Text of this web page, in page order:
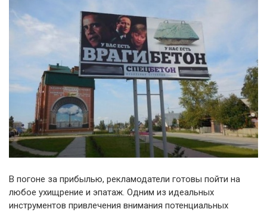
В погоне за прибылью, рекламодатели готовы пойти на
любое ухищрение и эпатаж. Одним из идеальных
инструментов привлечения внимания потенциальных